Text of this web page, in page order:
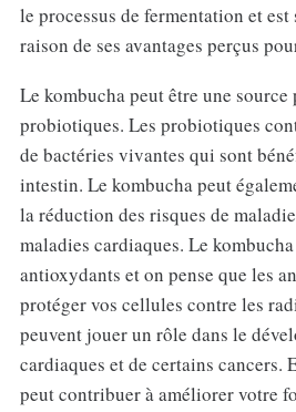
le processus de fermentation et est
raison de ses avantages perçus
Le kombucha peut être une
probiotiques. Les probiotiques
de bactéries vivantes qui sont
intestin. Le kombucha peut
la réduction des risques de
maladies cardiaques. Le
antioxydants et on pense que les
protéger vos cellules contre les
peuvent jouer un rôle dans le
cardiaques et de certains cancers.
peut contribuer à améliorer votre